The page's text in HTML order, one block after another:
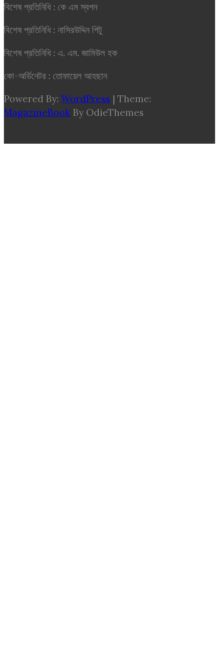
বিশেষ প্রতিনিধি : কে এম স্বপন
বিশেষ প্রতিনিধি : নাসিরউদ্দিন পিটু
বিশেষ প্রতিনিধি : এ. এম. জামিউল হক
কো-অর্ডিনেটর : তোফায়েল আহছান
Powered By: WordPress | Theme:
MagazineBook By OdieThemes